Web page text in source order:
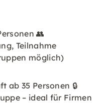
👥
Teilnahme
möglich)
ab 35 Personen 🔒
– ideal für Firmen